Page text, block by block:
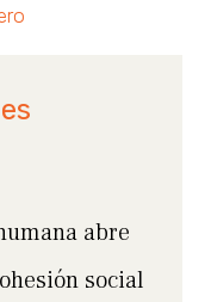
abre
social